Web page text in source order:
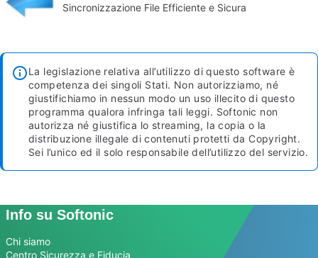
Sincronizzazione File Efficiente e Sicura
La legislazione relativa all’utilizzo di questo software è
competenza dei singoli Stati. Non autorizziamo, né
giustifichiamo in nessun modo un uso illecito di questo
programma qualora infringa tali leggi. Softonic non
autorizza né giustifica lo streaming, la copia o la
distribuzione illegale di contenuti protetti da Copyright.
Sei l’unico ed il solo responsabile dell’utilizzo del servizio.
Info su Softonic
Chi siamo
Centro Sicurezza e Fiducia